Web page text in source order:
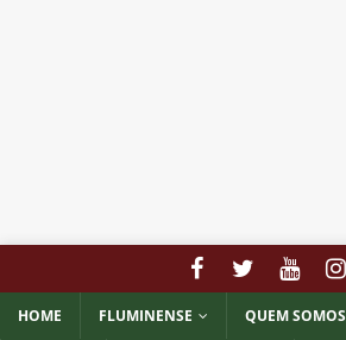
HOME FLUMINENSE QUEM SOMOS